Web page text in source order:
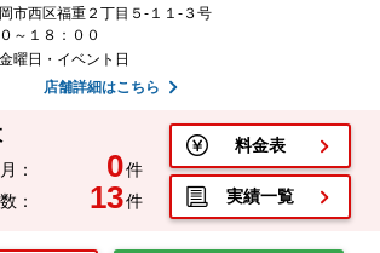
市西区福重２丁目５-１１-３号
～１８：００
曜日・イベント日
店舗詳細はこちら
： 0件
：
13件
料金表
実績一覧